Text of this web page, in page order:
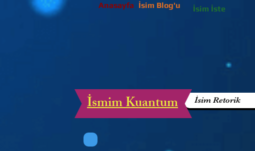
Anasayfa İsim Blog'u İsim İste
İsim Retorik
İsmim Kuantum